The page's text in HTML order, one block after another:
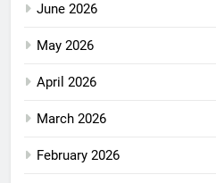
June 2026
May 2026
April 2026
March 2026
February 2026